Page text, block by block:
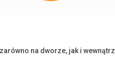
na dworze, jak i wewnątrz